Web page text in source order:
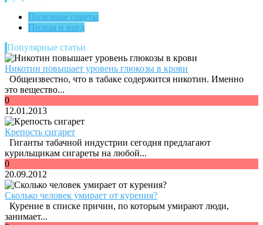
Полезные советы
Польза и вред
Популярные статьи
Никотин повышает уровень глюкозы в крови
Общеизвестно, что в табаке содержится никотин. Именно
это вещество...
0
12.01.2013
Крепость сигарет
Гиганты табачной индустрии сегодня предлагают
курильщикам сигареты на любой...
0
20.09.2012
Сколько человек умирает от курения?
Курение в списке причин, по которым умирают люди,
занимает...